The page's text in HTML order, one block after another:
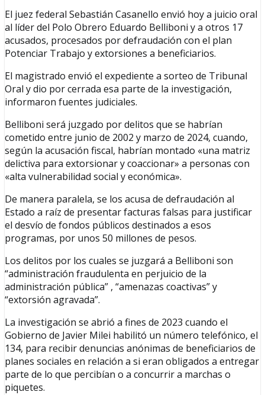
El juez federal Sebastián Casanello envió hoy a juicio oral
al líder del Polo Obrero Eduardo Belliboni y a otros 17
acusados, procesados por defraudación con el plan
Potenciar Trabajo y extorsiones a beneficiarios.
El magistrado envió el expediente a sorteo de Tribunal
Oral y dio por cerrada esa parte de la investigación,
informaron fuentes judiciales.
Belliboni será juzgado por delitos que se habrían
cometido entre junio de 2002 y marzo de 2024, cuando,
según la acusación fiscal, habrían montado «una matriz
delictiva para extorsionar y coaccionar» a personas con
«alta vulnerabilidad social y económica».
De manera paralela, se los acusa de defraudación al
Estado a raíz de presentar facturas falsas para justificar
el desvío de fondos públicos destinados a esos
programas, por unos 50 millones de pesos.
Los delitos por los cuales se juzgará a Belliboni son
“administración fraudulenta en perjuicio de la
administración pública” , “amenazas coactivas” y
“extorsión agravada”.
La investigación se abrió a fines de 2023 cuando el
Gobierno de Javier Milei habilitó un número telefónico, el
134, para recibir denuncias anónimas de beneficiarios de
planes sociales en relación a si eran obligados a entregar
parte de lo que percibían o a concurrir a marchas o
piquetes.